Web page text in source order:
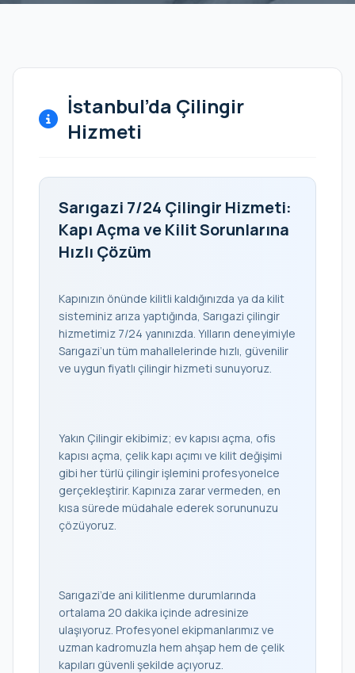
İstanbul’da Çilingir
Hizmeti
Sarıgazi 7/24 Çilingir Hizmeti:
Kapı Açma ve Kilit Sorunlarına
Hızlı Çözüm
Kapınızın önünde kilitli kaldığınızda ya da kilit
sisteminiz arıza yaptığında, Sarıgazi çilingir
hizmetimiz 7/24 yanınızda. Yılların deneyimiyle
Sarıgazi’un tüm mahallelerinde hızlı, güvenilir
ve uygun fiyatlı çilingir hizmeti sunuyoruz.
Yakın Çilingir ekibimiz; ev kapısı açma, ofis
kapısı açma, çelik kapı açımı ve kilit değişimi
gibi her türlü çilingir işlemini profesyonelce
gerçekleştirir. Kapınıza zarar vermeden, en
kısa sürede müdahale ederek sorununuzu
çözüyoruz.
Sarıgazi’de ani kilitlenme durumlarında
ortalama 20 dakika içinde adresinize
ulaşıyoruz. Profesyonel ekipmanlarımız ve
uzman kadromuzla hem ahşap hem de çelik
kapıları güvenli şekilde açıyoruz.